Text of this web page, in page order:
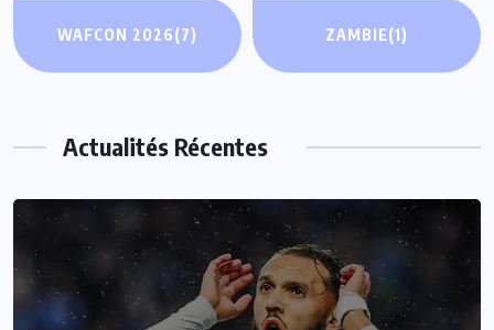
WAFCON 2026(7) ZAMBIE(1)
Actualités Récentes